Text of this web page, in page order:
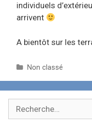
individuels
arrivent
A bientôt sur les
C
é
g
o
Non classé
e